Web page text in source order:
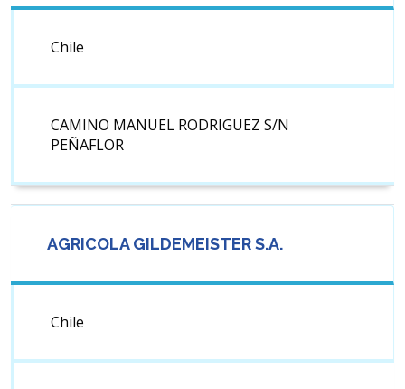
Chile
CAMINO MANUEL RODRIGUEZ S/N
PEÑAFLOR
AGRICOLA GILDEMEISTER S.A.
Chile